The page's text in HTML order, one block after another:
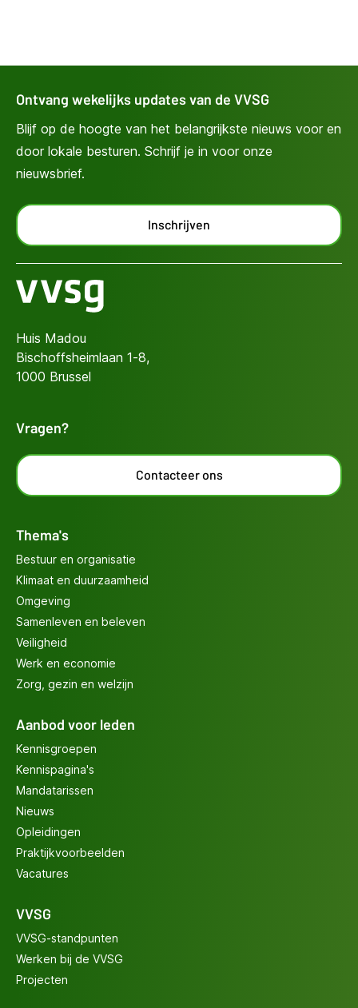
Ontvang wekelijks updates van de VVSG
Blijf op de hoogte van het belangrijkste nieuws voor en
door lokale besturen. Schrijf je in voor onze
nieuwsbrief.
Inschrijven
Huis Madou
Bischoffsheimlaan 1-8,
1000 Brussel
Vragen?
Contacteer ons
Thema's
Bestuur en organisatie
Klimaat en duurzaamheid
Omgeving
Samenleven en beleven
Veiligheid
Werk en economie
Zorg, gezin en welzijn
Aanbod voor leden
Kennisgroepen
Kennispagina's
Mandatarissen
Nieuws
Opleidingen
Praktijkvoorbeelden
Vacatures
VVSG
VVSG-standpunten
Werken bij de VVSG
Projecten